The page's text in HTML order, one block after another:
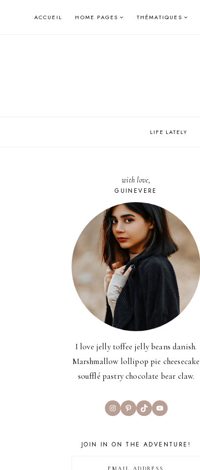
ACCUEIL HOME PAGES THÉMATIQUES
LIFE LATELY
with love,
GUINEVERE
I love jelly toffee jelly beans danish.
Marshmallow lollipop pie cheesecake
soufflé pastry chocolate bear claw.
InstagramPinterest
TikTokYouTube
JOIN IN ON THE ADVENTURE!